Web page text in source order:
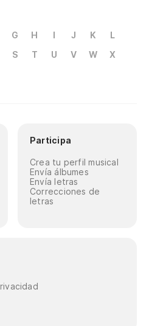
G H I J K
L
S T U V W
X
Participa
Crea tu perfil musical
Envía álbumes
Envía letras
Correcciones de
letras